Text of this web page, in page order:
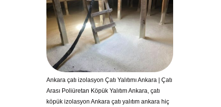
Ankara çatı izolasyon Çatı Yalıtımı Ankara | Çatı
Arası Poliüretan Köpük Yalıtım Ankara, çatı
köpük izolasyon Ankara çatı yalıtım ankara hiç